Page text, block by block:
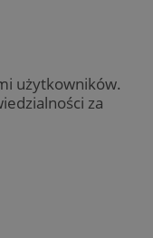
użytkowników.
za